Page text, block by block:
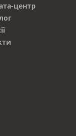
центр